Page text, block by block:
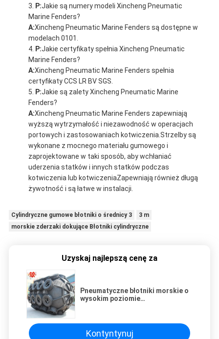
P:Jakie są numery modeli Xincheng Pneumatic
Marine Fenders?
A:Xincheng Pneumatic Marine Fenders są dostępne w
modelach 0101.
P:Jakie certyfikaty spełnia Xincheng Pneumatic
Marine Fenders?
A:Xincheng Pneumatic Marine Fenders spełnia
certyfikaty CCS LR BV SGS.
P:Jakie są zalety Xincheng Pneumatic Marine
Fenders?
A:Xincheng Pneumatic Marine Fenders zapewniają
wyższą wytrzymałość i niezawodność w operacjach
portowych i zastosowaniach kotwiczenia.Strzelby są
wykonane z mocnego materiału gumowego i
zaprojektowane w taki sposób, aby wchłaniać
uderzenia statków i innych statków podczas
kotwiczenia lub kotwiczeniaZapewniają również długą
żywotność i są łatwe w instalacji.
Cylindryczne gumowe błotniki o średnicy 3
3 m
morskie zderzaki dokujące Błotniki cylindryczne
Uzyskaj najlepszą cenę za
Pneumatyczne błotniki morskie o
wysokim poziomie
Kontyntynuj